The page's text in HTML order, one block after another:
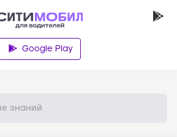
Google Play